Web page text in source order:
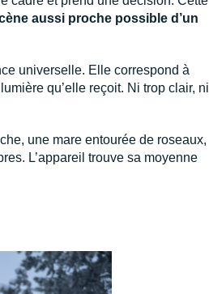
aussi proche possible d’un
universelle. Elle correspond à
qu’elle reçoit. Ni trop clair, ni
une mare entourée de roseaux,
L’appareil trouve sa moyenne